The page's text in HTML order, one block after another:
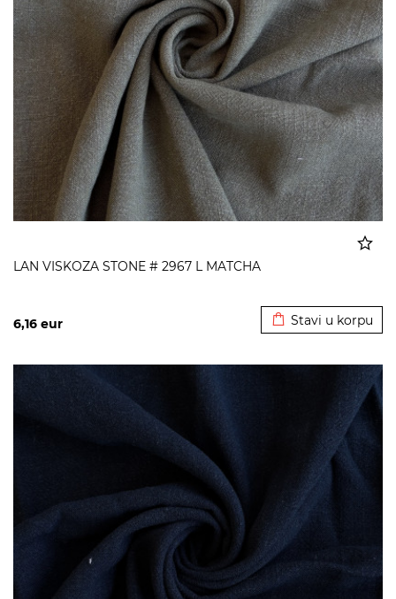
LAN VISKOZA STONE # 2967 L MATCHA
6,16 eur Stavi u korpu